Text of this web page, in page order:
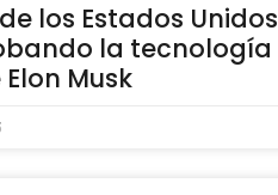
los Estados Unidos
la tecnología
Musk